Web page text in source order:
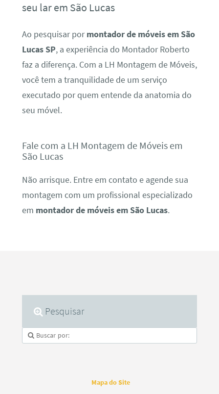
seu lar em São Lucas
Ao pesquisar pormontador de móveis em São
Lucas SP, a experiência do Montador Roberto
faz a diferença. Com a LH Montagem de Móveis,
você tem a tranquilidade de um serviço
executado por quem entende da anatomia do
seu móvel.
Fale com a LH Montagem de Móveis em
São Lucas
Não arrisque. Entre em contato e agende sua
montagem com um profissional especializado
em montador de móveis em São Lucas.
Pesquisar
Mapa do Site